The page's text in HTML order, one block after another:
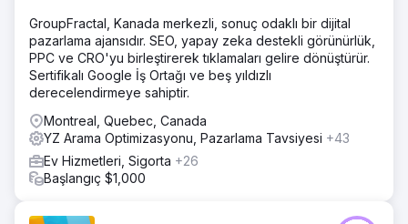
GroupFractal, Kanada merkezli, sonuç odaklı bir dijital
pazarlama ajansıdır. SEO, yapay zeka destekli görünürlük,
PPC ve CRO'yu birleştirerek tıklamaları gelire dönüştürür.
Sertifikalı Google İş Ortağı ve beş yıldızlı
derecelendirmeye sahiptir.
Montreal, Quebec, Canada
YZ Arama Optimizasyonu, Pazarlama Tavsiyesi +43
Ev Hizmetleri, Sigorta +26
Başlangıç $1,000